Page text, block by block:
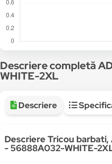
Descriere completă
WHITE-2XL
Descriere
Descriere Tricou barbati,
- 56888A032-WHITE-